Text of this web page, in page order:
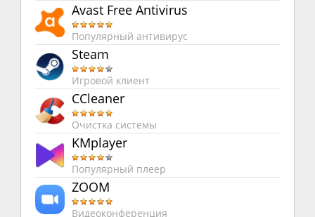
Avast Free Antivirus
Популярный антивирус
Steam
Игровой клиент
CCleaner
Очистка системы
KMplayer
Популярный плеер
ZOOM
Видеоконференция